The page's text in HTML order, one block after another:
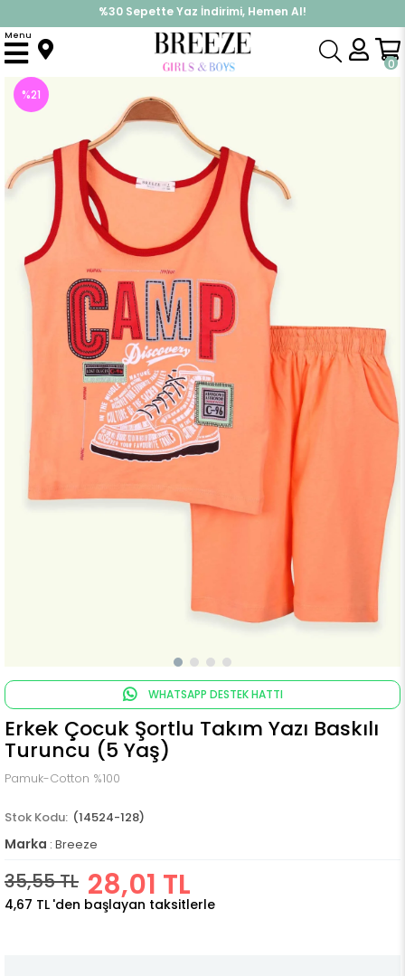
%30 Sepette Yaz İndirimi, Hemen Al!
İndirimlere ek %10 İndirimi Kap, Hemen Üye Ol!
0
Menu
Anasayfa Takımlar Kapri & Şort Takımı Erkek Çocuk Şortlu Takım Yazı Baskılı Turuncu (5 Yaş)
%21
WHATSAPP DESTEK HATTI
Erkek Çocuk Şortlu Takım Yazı Baskılı
Turuncu (5 Yaş)
Pamuk-Cotton %100
(14524-128)
Marka : Breeze
35,55 TL 28,01 TL
4,67 TL 'den başlayan taksitlerle